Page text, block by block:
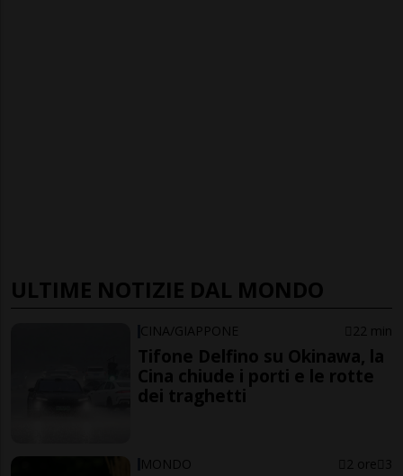
ULTIME NOTIZIE DAL MONDO
CINA/GIAPPONE 22 min
Tifone Delfino su Okinawa, la
Cina chiude i porti e le rotte
dei traghetti
MONDO 2 ore 3